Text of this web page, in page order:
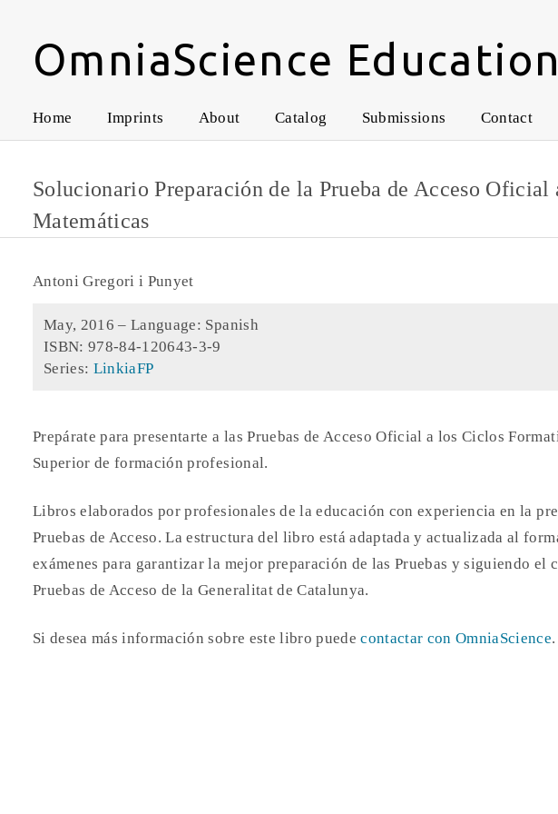
OmniaScience Education
Home Imprints About Catalog Submissions Contact
Solucionario Preparación de la Prueba de Acceso
Matemáticas
Antoni Gregori i Punyet
May, 2016 –Language: Spanish
ISBN: 978-84-120643-3-9
Series: LinkiaFP
Prepárate para presentarte a las Pruebas de Acceso Oficial a los Ciclos
Superior de formación profesional.
Libros elaborados por profesionales de la educación con experiencia en la
Pruebas de Acceso. La estructura del libro está adaptada y actualizada al
exámenes para garantizar la mejor preparación de las Pruebas y siguiendo el
Pruebas de Acceso de la Generalitat de Catalunya.
Si desea más información sobre este libro puedecontactar con OmniaScience.